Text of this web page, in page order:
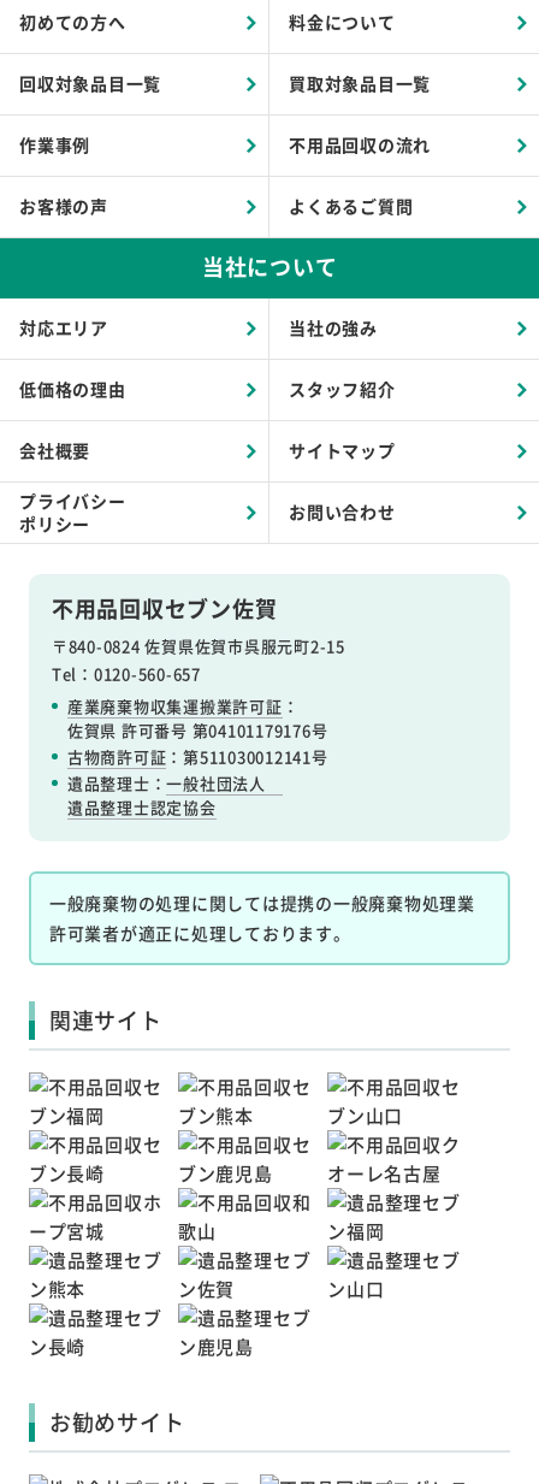
不用品回収セブン佐賀
〒840-0824 佐賀県佐賀市呉服元町2-15
Tel：0120-560-657
産業廃棄物収集運搬業許可証 ：
佐賀県 許可番号 第04101179176号
古物商許可証 ：第511030012141号
遺品整理士：一般社団法人
遺品整理士認定協会
初めての方へ 料金について
回収対象品目一覧 買取対象品目一覧
作業事例 不用品回収の流れ
お客様の声 よくあるご質問
当社について
対応エリア 当社の強み
低価格の理由 スタッフ紹介
会社概要 サイトマップ
プライバシー
ポリシー
お問い合わせ
一般廃棄物の処理に関しては提携の一般廃棄物処理業
許可業者が適正に処理しております。
関連サイト
お勧めサイト